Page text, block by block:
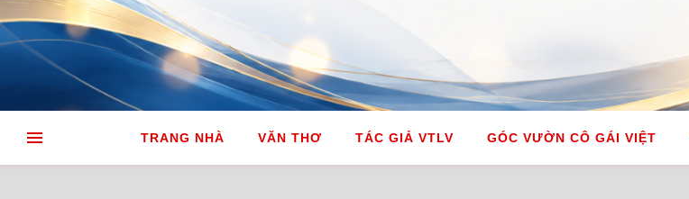
TRANG NHÀ VĂN THƠ TÁC GIẢ VTLV GÓC VƯỜN CÔ GÁI VIỆT